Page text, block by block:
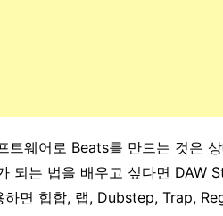
트웨어로 Beats를 만드는 것은
되는 법을 배우고 싶다면 DAW
하면 힙합, 랩, Dubstep, Trap,